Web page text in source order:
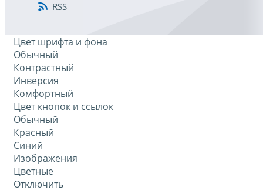
RSS
Цвет шрифта и фона
Обычный
Контрастный
Инверсия
Комфортный
Цвет кнопок и ссылок
Обычный
Красный
Синий
Изображения
Цветные
Отключить